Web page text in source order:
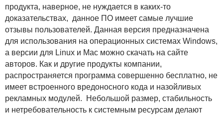
продукта, наверное, не нуждается в каких-то
доказательствах, данное ПО имеет самые лучшие
отзывы пользователей. Данная версия предназначена
для использования на операционных системах Windows,
а версии для Linux и Mac можно скачать на сайте
авторов. Как и другие продукты компании,
распространяется программа совершенно бесплатно, не
имеет встроенного вредоносного кода и назойливых
рекламных модулей. Небольшой размер, стабильность
и нетребовательность к системным ресурсам делают